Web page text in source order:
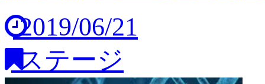
2019/06/21
ステージ